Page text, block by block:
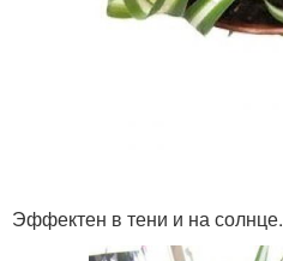
Эффектен в тени и на солнце.